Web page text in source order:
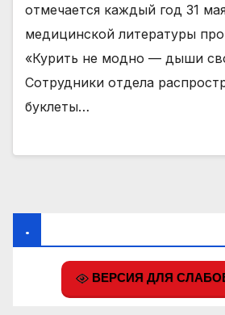
отмечается каждый год 31
медицинской литературы
«Курить не модно — дыши
Сотрудники отдела
буклеты…
.
ВЕРСИЯ ДЛЯ